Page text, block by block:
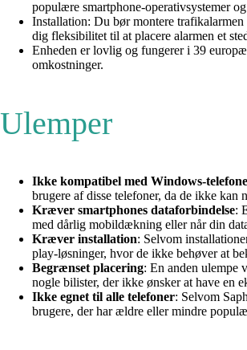
populære smartphone-operativsystemer
Installation: Du bør montere
dig fleksibilitet til at placere alarmen et
Enheden er lovlig og fungerer i 39
omkostninger.
Ulemper
Ikke kompatibel med Windows-
brugere af disse telefoner, da de ikke
Kræver smartphones dataforbindelse:
med dårlig mobildækning eller når din
Kræver installation: Selvom
play-løsninger, hvor de ikke behøver at
Begrænset placering: En anden ulempe
nogle bilister, der ikke ønsker at have en
Ikke egnet til alle telefoner: Selvom
brugere, der har ældre eller mindre